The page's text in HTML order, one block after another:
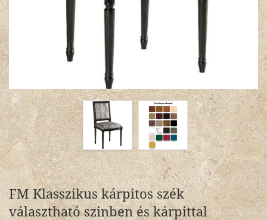
FM Klasszikus kárpitos szék
választható szinben és kárpittal